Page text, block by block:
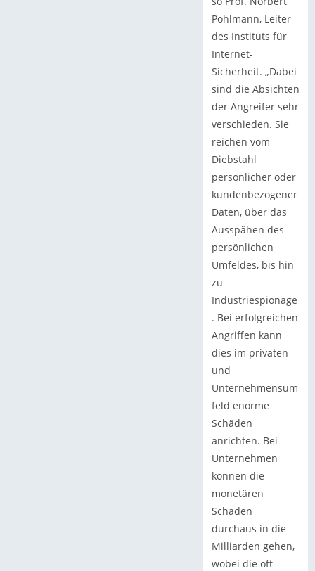
Pohlmann, Leiter
des Instituts für
Internet-
Sicherheit. „Dabei
sind die Absichten
der Angreifer sehr
verschieden. Sie
reichen vom
Diebstahl
persönlicher oder
kundenbezogener
Daten, über das
Ausspähen des
persönlichen
Umfeldes, bis hin
zu
Industriespionage
. Bei erfolgreichen
Angriffen kann
dies im privaten
und
Unternehmensum
feld enorme
Schäden
anrichten. Bei
Unternehmen
können die
monetären
Schäden
durchaus in die
Milliarden gehen,
wobei die oft